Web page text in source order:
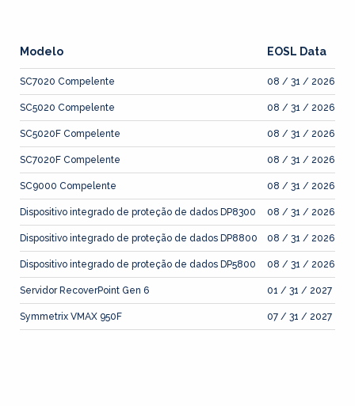
Modelo EOSL Data
SC7020 Compelente 08 / 31 / 2026
SC5020 Compelente 08 / 31 / 2026
SC5020F Compelente 08 / 31 / 2026
SC7020F Compelente 08 / 31 / 2026
SC9000 Compelente 08 / 31 / 2026
Dispositivo integrado de proteção de dados DP8300 08 / 31 / 2026
Dispositivo integrado de proteção de dados DP8800 08 / 31 / 2026
Dispositivo integrado de proteção de dados DP5800 08 / 31 / 2026
Servidor RecoverPoint Gen 6 01 / 31 / 2027
Symmetrix VMAX 950F 07 / 31 / 2027